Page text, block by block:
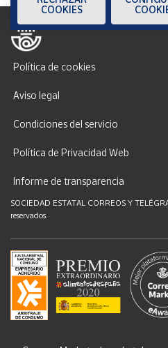
Política de cookies
Aviso legal
Condiciones del servicio
Política de Privacidad Web
Informe de transparencia
SOCIEDAD ESTATAL CORREOS Y
reservados.
COOKIES